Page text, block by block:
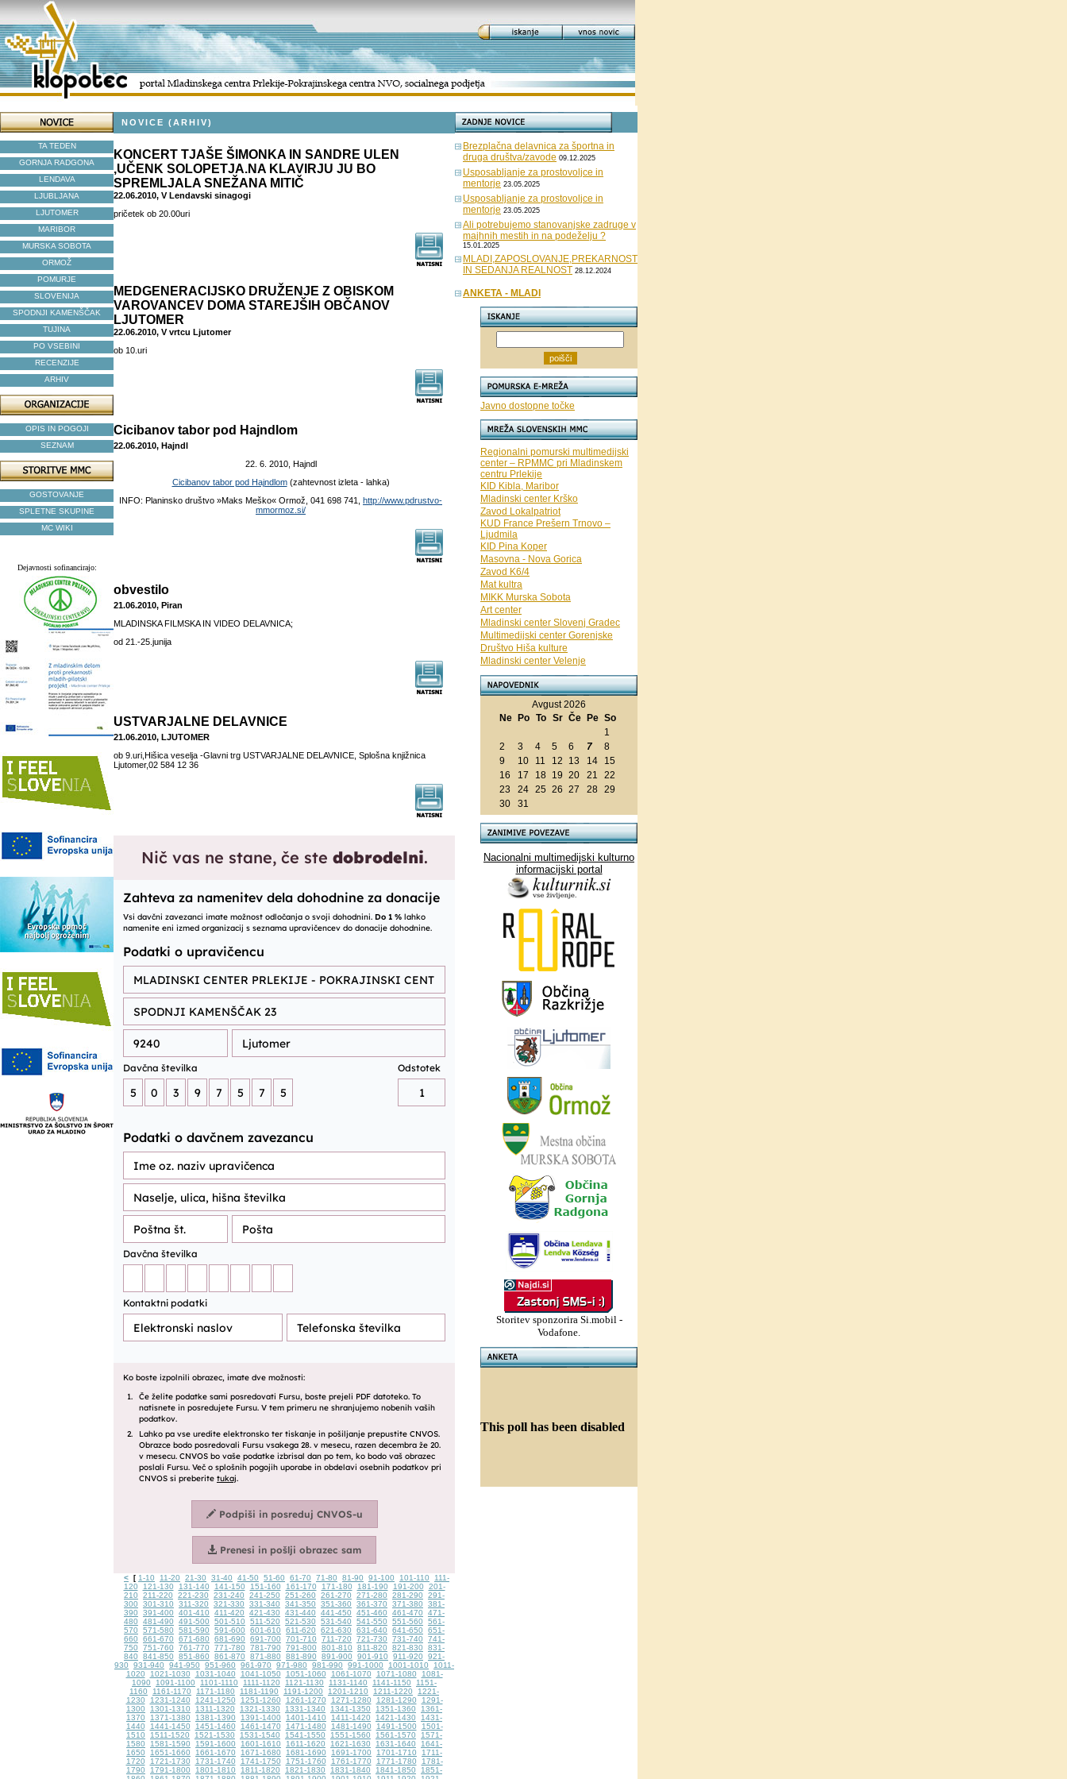
TA TEDEN
GORNJA RADGONA
LENDAVA
LJUBLJANA
LJUTOMER
MARIBOR
MURSKA SOBOTA
ORMOŽ
POMURJE
SLOVENIJA
SPODNJI KAMENŠČAK
TUJINA
PO VSEBINI
RECENZIJE
ARHIV
OPIS IN POGOJI
SEZNAM
GOSTOVANJE
SPLETNE SKUPINE
MC WIKI
Dejavnosti sofinancirajo:
NOVICE (ARHIV)
KONCERT TJAŠE ŠIMONKA IN SANDRE ULEN
,UČENK SOLOPETJA.NA KLAVIRJU JU BO
SPREMLJALA SNEŽANA MITIČ
22.06.2010, V Lendavski sinagogi
pričetek ob 20.00uri
MEDGENERACIJSKO DRUŽENJE Z OBISKOM
VAROVANCEV DOMA STAREJŠIH OBČANOV
LJUTOMER
22.06.2010, V vrtcu Ljutomer
ob 10.uri
Cicibanov tabor pod Hajndlom
22.06.2010, Hajndl
22. 6. 2010, Hajndl
Cicibanov tabor pod Hajndlom (zahtevnost izleta - lahka)
INFO: Planinsko društvo »Maks Meško« Ormož, 041 698 741, http://www.pdrustvo-
mmormoz.si/
obvestilo
21.06.2010, Piran
MLADINSKA FILMSKA IN VIDEO DELAVNICA;
od 21.-25.junija
USTVARJALNE DELAVNICE
21.06.2010, LJUTOMER
ob 9.uri,Hišica veselja -Glavni trg USTVARJALNE DELAVNICE, Splošna knjižnica
Ljutomer,02 584 12 36
< [ 1-10 11-20 21-30 31-40 41-50 51-60 61-70 71-80 81-90 91-100 101-110
111-
120
121-130 131-140 141-150 151-160 161-170 171-180 181-190 191-200
201-
210
211-220 221-230 231-240 241-250 251-260 261-270 271-280 281-290
291-
300
301-310 311-320 321-330 331-340 341-350 351-360 361-370 371-380
381-
390
391-400 401-410 411-420 421-430 431-440 441-450 451-460 461-470
471-
480
481-490 491-500 501-510 511-520 521-530 531-540 541-550 551-560
561-
570
571-580 581-590 591-600 601-610 611-620 621-630 631-640 641-650
651-
660
661-670 671-680 681-690 691-700 701-710 711-720 721-730 731-740
741-
750
751-760 761-770 771-780 781-790 791-800 801-810 811-820 821-830
831-
840
841-850 851-860 861-870 871-880 881-890 891-900 901-910 911-920
921-
930
931-940 941-950 951-960 961-970 971-980 981-990 991-1000 1001-1010
1011-
1020
1021-1030 1031-1040 1041-1050 1051-1060 1061-1070 1071-1080
1081-
1090
1091-1100 1101-1110 1111-1120 1121-1130 1131-1140 1141-1150
1151-
1160
1161-1170 1171-1180 1181-1190 1191-1200 1201-1210 1211-1220
1221-
1230
1231-1240 1241-1250 1251-1260 1261-1270 1271-1280 1281-1290
1291-
1300
1301-1310 1311-1320 1321-1330 1331-1340 1341-1350 1351-1360
1361-
1370
1371-1380 1381-1390 1391-1400 1401-1410 1411-1420 1421-1430
1431-
1440
1441-1450 1451-1460 1461-1470 1471-1480 1481-1490 1491-1500
1501-
1510
1511-1520 1521-1530 1531-1540 1541-1550 1551-1560 1561-1570
1571-
1580
1581-1590 1591-1600 1601-1610 1611-1620 1621-1630 1631-1640
1641-
1650
1651-1660 1661-1670 1671-1680 1681-1690 1691-1700 1701-1710
1711-
1720
1721-1730 1731-1740 1741-1750 1751-1760 1761-1770 1771-1780
1781-
1790
1791-1800 1801-1810 1811-1820 1821-1830 1831-1840 1841-1850
1851-
Brezplačna delavnica za športna in
druga društva/zavode 09.12.2025
Usposabljanje za prostovoljce in
mentorje 23.05.2025
Usposabljanje za prostovoljce in
mentorje 23.05.2025
Ali potrebujemo stanovanjske zadruge v
majhnih mestih in na podeželju ?
15.01.2025
MLADI,ZAPOSLOVANJE,PREKARNOST
IN SEDANJA REALNOST 28.12.2024
ANKETA - MLADI
Javno dostopne točke
Regionalni pomurski multimedijski
center – RPMMC pri Mladinskem
centru Prlekije
KID Kibla, Maribor
Mladinski center Krško
Zavod Lokalpatriot
KUD France Prešern Trnovo –
Ljudmila
KID Pina Koper
Masovna - Nova Gorica
Zavod K6/4
Mat kultra
MIKK Murska Sobota
Art center
Mladinski center Slovenj Gradec
Multimedijski center Gorenjske
Društvo Hiša kulture
Mladinski center Velenje
Avgust 2026
Ne
Po To Sr Če Pe So
1
2
3 4 5 6 7
8
9
10 11 12 13 14
15
16
17 18 19 20 21
22
23
24 25 26 27 28 29
30
31
Nacionalni multimedijski kulturno
informacijski portal
Storitev sponzorira Si.mobil -
Vodafone.
This poll has been disabled